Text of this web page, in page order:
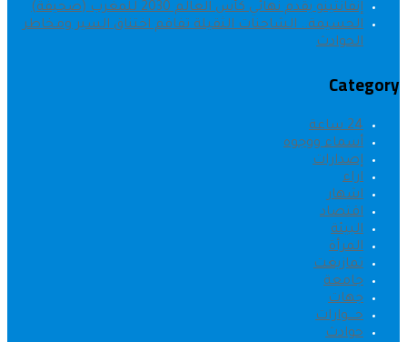
إنفانتينو يقدم نهائي كأس العالم 2030 للمغرب (صحيفة)
الحسيمة.. الشاحنات الثقيلة تفاقم اختناق السير ومخاطر
الحوادث
Category
24 ساعة
أسماء ووجوه
إصدارات
اراء
اشهار
اقتصاد
البيئة
المرأة
تمازيغت
جامعة
جهات
حــــوارات
حوادث